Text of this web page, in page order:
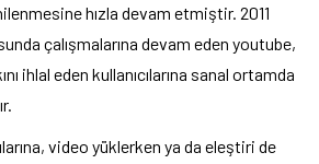
hızla devam etmiştir. 2011
çalışmalarına devam eden youtube,
ihlal eden kullanıcılarına sanal ortamda
video yüklerken ya da eleştiri de